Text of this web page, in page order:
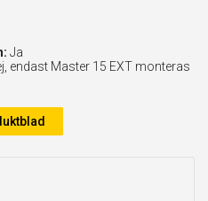
Ja
endast Master 15 EXT monteras